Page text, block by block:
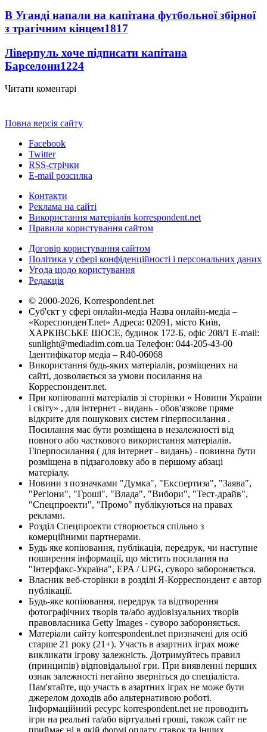
В Уганді напали на капітана футбольної збірної
з трагічним кінцем1817
Ліверпуль хоче підписати капітана
Барселони1224
Читати коментарі
Повна версія сайту
Facebook
Twitter
RSS-стрічки
E-mail розсилка
Контакти
Реклама на сайті
Використання матеріалів korrespondent.net
Правила користування сайтом
Договір користування сайтом
Політика у сфері конфіденційності і персональних даних
Угода щодо користування
Редакція
© 2000-2026, Korrespondent.net
Суб'єкт у сфері онлайн-медіа Назва онлайн-медіа –
«КореспонденТ.net» Адреса: 02091, місто Київ,
ХАРКІВСЬКЕ ШОСЕ, будинок 172-Б, офіс 208/1 E-mail:
sunlight@mediadim.com.ua Телефон: 044-205-43-00
Ідентифікатор медіа – R40-06068
Використання будь-яких матеріалів, розміщених на
сайті, дозволяється за умови посилання на
Корреспондент.net.
При копіюванні матеріалів зі сторінки « Новини України
і світу» , для інтернет - видань - обов'язкове пряме
відкрите для пошукових систем гіперпосилання .
Посилання має бути розміщена в незалежності від
повного або часткового використання матеріалів.
Гіперпосилання ( для інтернет - видань) - повинна бути
розміщена в підзаголовку або в першому абзаці
матеріалу.
Новини з позначками "Думка", "Експертиза", "Заява",
"Регіони", "Гроші", "Влада", "Вибори", "Тест-драйв",
"Спецпроекти", "Промо" публікуються на правах
реклами.
Розділ Спецпроекти створюється спільно з
комерційними партнерами.
Будь яке копіювання, публікація, передрук, чи наступне
поширення інформації, що містить посилання на
"Інтерфакс-Україна", EPA / UPG, суворо забороняється.
Власник веб-сторінки в розділі Я-Корреспондент є автор
публікації.
Будь-яке копіювання, передрук та відтворення
фотографічних творів та/або аудіовізуальних творів
правовласника Getty Images - суворо забороняється.
Матеріали сайту korrespondent.net призначені для осіб
старше 21 року (21+). Участь в азартних іграх може
викликати ігрову залежність. Дотримуйтесь правил
(принципів) відповідальної гри. При виявленні перших
ознак залежності негайно зверніться до спеціаліста.
Пам'ятайте, що участь в азартних іграх не може бути
джерелом доходів або альтернативою роботі.
Інформаційний ресурс korrespondent.net не проводить
ігри на реальні та/або віртуальні гроші, також сайт не